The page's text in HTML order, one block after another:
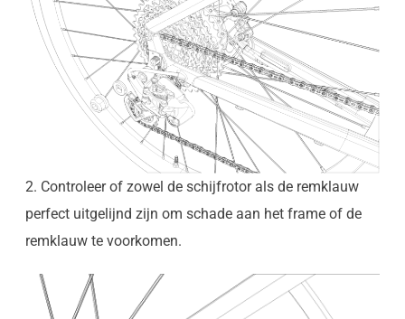
2. Controleer of zowel de schijfrotor als de remklauw
perfect uitgelijnd zijn om schade aan het frame of de
remklauw te voorkomen.